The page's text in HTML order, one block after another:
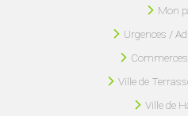
Mon
Urgences /
Ville de
Ville de